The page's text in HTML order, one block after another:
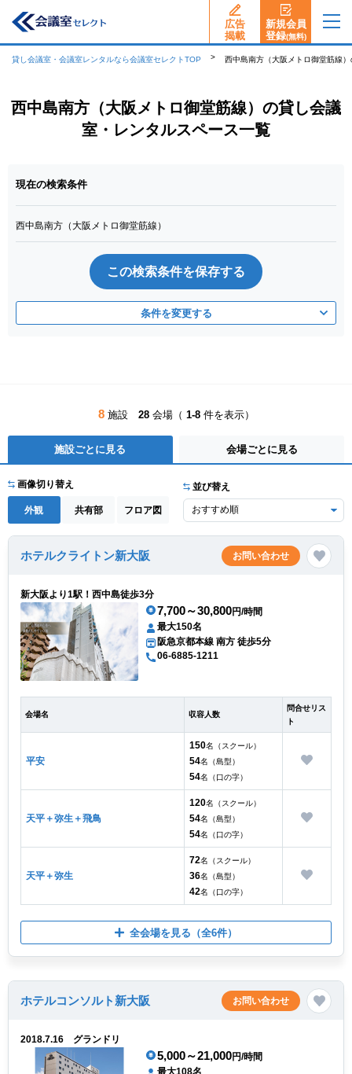
広告
揭載
新規会員
登録(無料)
貸し会議室・会議室レンタルなら会議室セレクトTOP 西中島南方（大阪メトロ御堂筋線
西中島南方（大阪メトロ御堂筋線）の貸し会議
室・レンタルスペース一覧
現在の検索条件
西中島南方（大阪メトロ御堂筋線）
この検索条件を保存する
条件を変更する
8施設 28会場（ 1-8件を表示）
施設ごとに見る 会場ごとに見る
画像切り替え
外観 共有部 フロア図
並び替え
ホテルクライトン新大阪 お問い合わせ
新大阪より1駅！西中島徒歩3分
7,700～30,800円/時間
最大150名
阪急京都本線 南方 徒歩5分
06-6885-1211
会場名 収容人数
問合せリス
ト
平安
150名（スクール）
54名（島型）
54名（口の字）
天平＋弥生＋飛鳥
120名（スクール）
54名（島型）
54名（口の字）
天平＋弥生
72名（スクール）
36名（島型）
42名（口の字）
全会場を見る （全6件）
ホテルコンソルト新大阪 お問い合わせ
2018.7.16 グランドリ
5,000～21,000円/時間